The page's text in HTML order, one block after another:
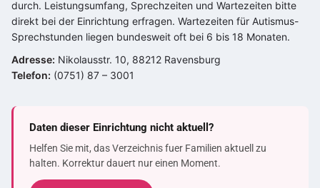
durch. Leistungsumfang, Sprechzeiten und Wartezeiten bitte
direkt bei der Einrichtung erfragen. Wartezeiten für Autismus-
Sprechstunden liegen bundesweit oft bei 6 bis 18 Monaten.
Adresse: Nikolausstr. 10, 88212 Ravensburg
Telefon: (0751) 87 – 3001
Daten dieser Einrichtung nicht aktuell?
Helfen Sie mit, das Verzeichnis fuer Familien aktuell zu
halten. Korrektur dauert nur einen Moment.